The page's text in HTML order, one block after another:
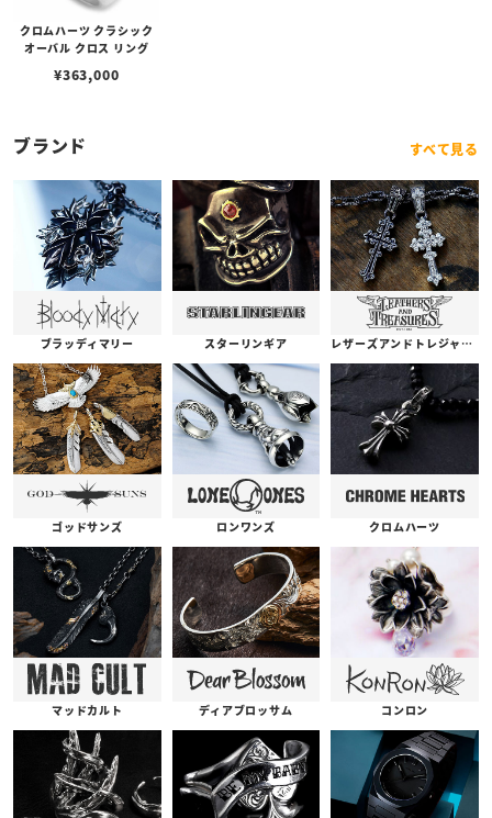
クロムハーツ クラシック
オーバル クロス リング
¥363,000
ブランド すべて見る
ブラッディマリー スターリンギア レザーズアンドトレジャーズ
ゴッドサンズ ロンワンズ クロムハーツ
マッドカルト ディアブロッサム コンロン